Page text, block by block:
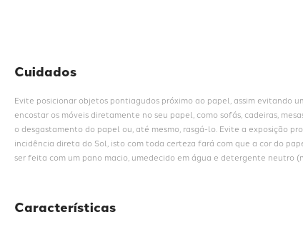
Cuidados
Evite posicionar objetos pontiagudos próximo ao papel, assim evitando
encostar os móveis diretamente no seu papel, como sofás, cadeiras,
o desgastamento do papel ou, até mesmo, rasgá-lo. Evite a exposição
incidência direta do Sol, isto com toda certeza fará com que a cor do
ser feita com um pano macio, umedecido em água e detergente neutro
Características